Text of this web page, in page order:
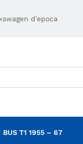
d'epoca
BUS T1 1955 – 67